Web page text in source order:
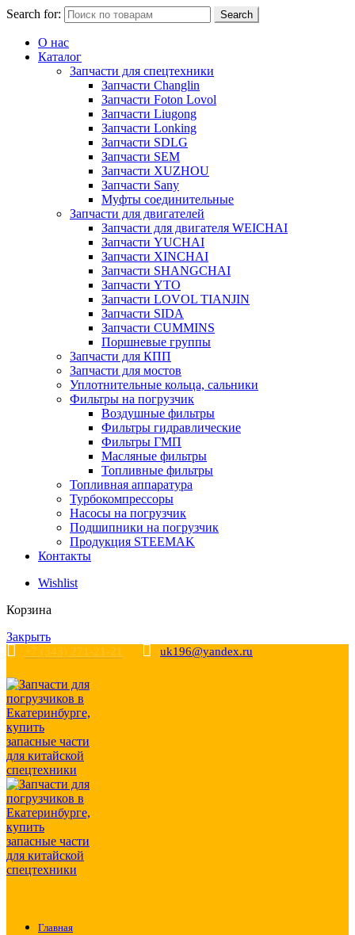
Search for: Search
О нас
Каталог
Запчасти для спецтехники
Запчасти Changlin
Запчасти Foton Lovol
Запчасти Liugong
Запчасти Lonking
Запчасти SDLG
Запчасти SEM
Запчасти XUZHOU
Запчасти Sany
Муфты соединительные
Запчасти для двигателей
Запчасти для двигателя WEICHAI
Запчасти YUCHAI
Запчасти XINCHAI
Запчасти SHANGCHAI
Запчасти YTO
Запчасти LOVOL TIANJIN
Запчасти SIDA
Запчасти CUMMINS
Поршневые группы
Запчасти для КПП
Запчасти для мостов
Уплотнительные кольца, сальники
Фильтры на погрузчик
Воздушные фильтры
Фильтры гидравлические
Фильтры ГМП
Масляные фильтры
Топливные фильтры
Топливная аппаратура
Турбокомпрессоры
Насосы на погрузчик
Подшипники на погрузчик
Продукция STEEMAK
Контакты
Wishlist
Корзина
Закрыть
+7 (343) 271-21-21 uk196@yandex.ru
Главная